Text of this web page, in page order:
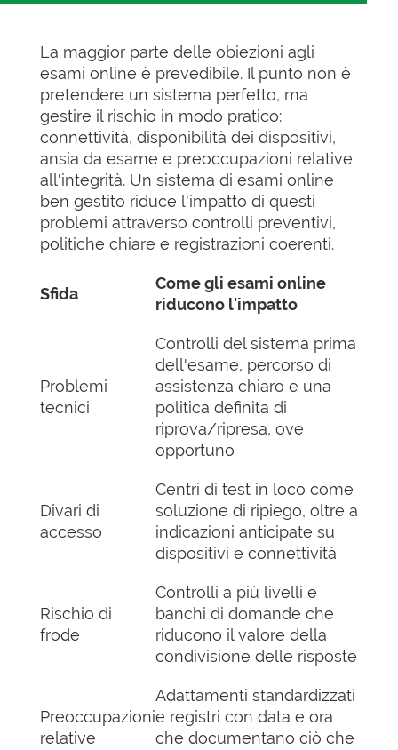
La maggior parte delle obiezioni agli
esami online è prevedibile. Il punto non è
pretendere un sistema perfetto, ma
gestire il rischio in modo pratico:
connettività, disponibilità dei dispositivi,
ansia da esame e preoccupazioni relative
all'integrità. Un sistema di esami online
ben gestito riduce l'impatto di questi
problemi attraverso controlli preventivi,
politiche chiare e registrazioni coerenti.
Sfida
Come gli esami online
riducono l'impatto
Problemi
tecnici
Controlli del sistema prima
dell'esame, percorso di
assistenza chiaro e una
politica definita di
riprova/ripresa, ove
opportuno
Divari di
accesso
Centri di test in loco come
soluzione di ripiego, oltre a
indicazioni anticipate su
dispositivi e connettività
Rischio di
frode
Controlli a più livelli e
banchi di domande che
riducono il valore della
condivisione delle risposte
Preoccupazioni
relative
Adattamenti standardizzati
e registri con data e ora
che documentano ciò che